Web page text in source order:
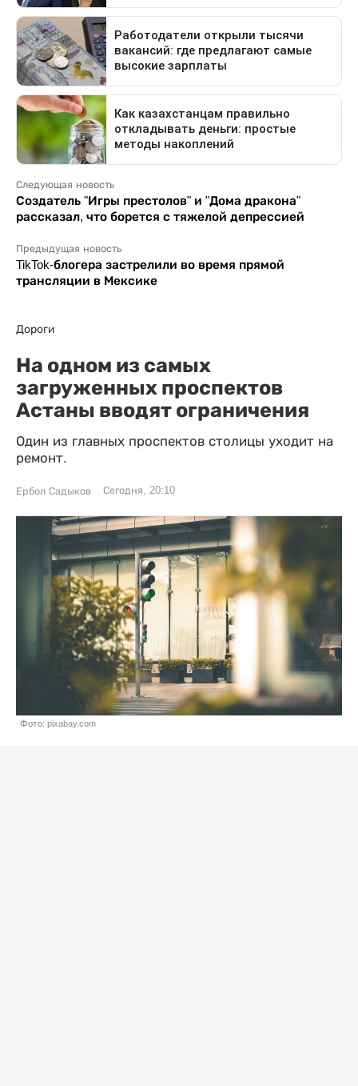
Следующая новость
Создатель "Игры престолов" и "Дома дракона"
рассказал, что борется с тяжелой депрессией
Предыдущая новость
TikTok-блогера застрелили во время прямой
трансляции в Мексике
Дороги
На одном из самых
загруженных проспектов
Астаны вводят ограничения
Один из главных проспектов столицы уходит на
ремонт.
Ербол Садыков Сегодня, 20:10
Фото: pixabay.com